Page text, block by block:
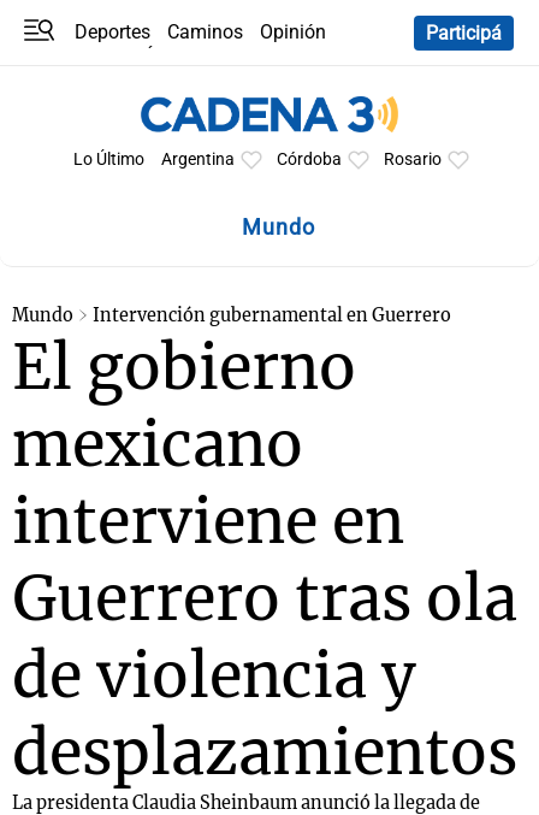
Deportes Caminos
Opinión
Participá
Lo Último Argentina Córdoba Rosario
Mundo
Mundo Intervención gubernamental en Guerrero
El gobierno
mexicano
interviene en
Guerrero tras ola
de violencia y
desplazamientos
La presidenta Claudia Sheinbaum anunció la llegada de